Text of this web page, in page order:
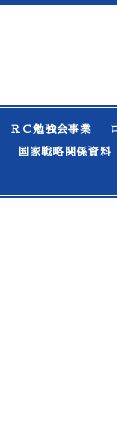
ＲＣ勉強会事業
国家戦略関係資料